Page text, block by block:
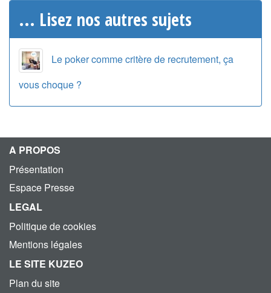
... Lisez nos autres sujets
Le poker comme critère de recrutement, ça
vous choque ?
A PROPOS
Présentation
Espace Presse
LEGAL
Politique de cookies
Mentions légales
LE SITE KUZEO
Plan du site